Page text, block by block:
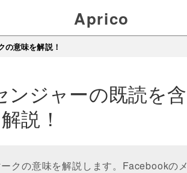
Aprico
意味を解説！
ンジャーの既読を含
説！
クの意味を解説します。Facebookのメ